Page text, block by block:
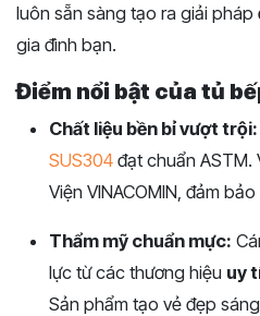
luôn sẵn sàng tạo ra giải pháp
gia đình bạn.
Điểm nổi bật của tủ
Chất liệu bền bỉ vượt trội:
SUS304 đạt chuẩn ASTM.
Viện VINACOMIN, đảm
Thẩm mỹ chuẩn mực:
lực từ các thương hiệu uy
Sản phẩm tạo vẻ đẹp